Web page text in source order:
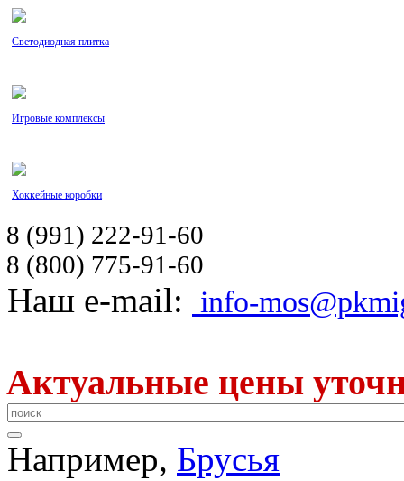
Светодиодная плитка
Игровые комплексы
Хоккейные коробки
8 (991) 222-91-60
8 (800) 775-91-60
Наш e-mail: info-
Актуальные цены
Например, Брусья